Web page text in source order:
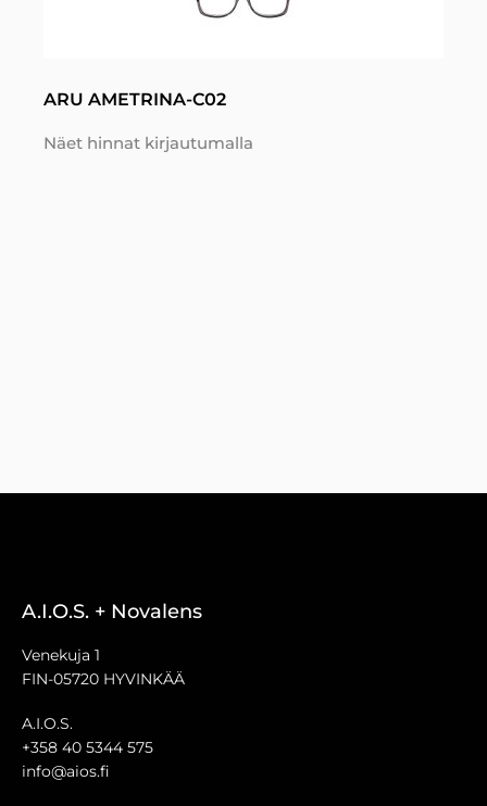
ARU AMETRINA-C02
Näet hinnat kirjautumalla
A.I.O.S. + Novalens
Venekuja 1
FIN-05720 HYVINKÄÄ
A.I.O.S.
+358 40 5344 575
info@aios.fi